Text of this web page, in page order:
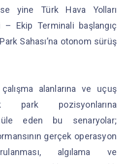
yine Türk Hava Yolları
– Ekip Terminali başlangıç
Sahası’na otonom sürüş
alanlarına ve uçuş
park pozisyonlarına
eden bu senaryolar;
gerçek operasyon
algılama ve